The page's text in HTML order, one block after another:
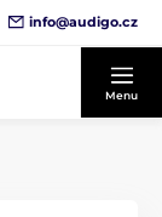
info@audigo.cz
Menu